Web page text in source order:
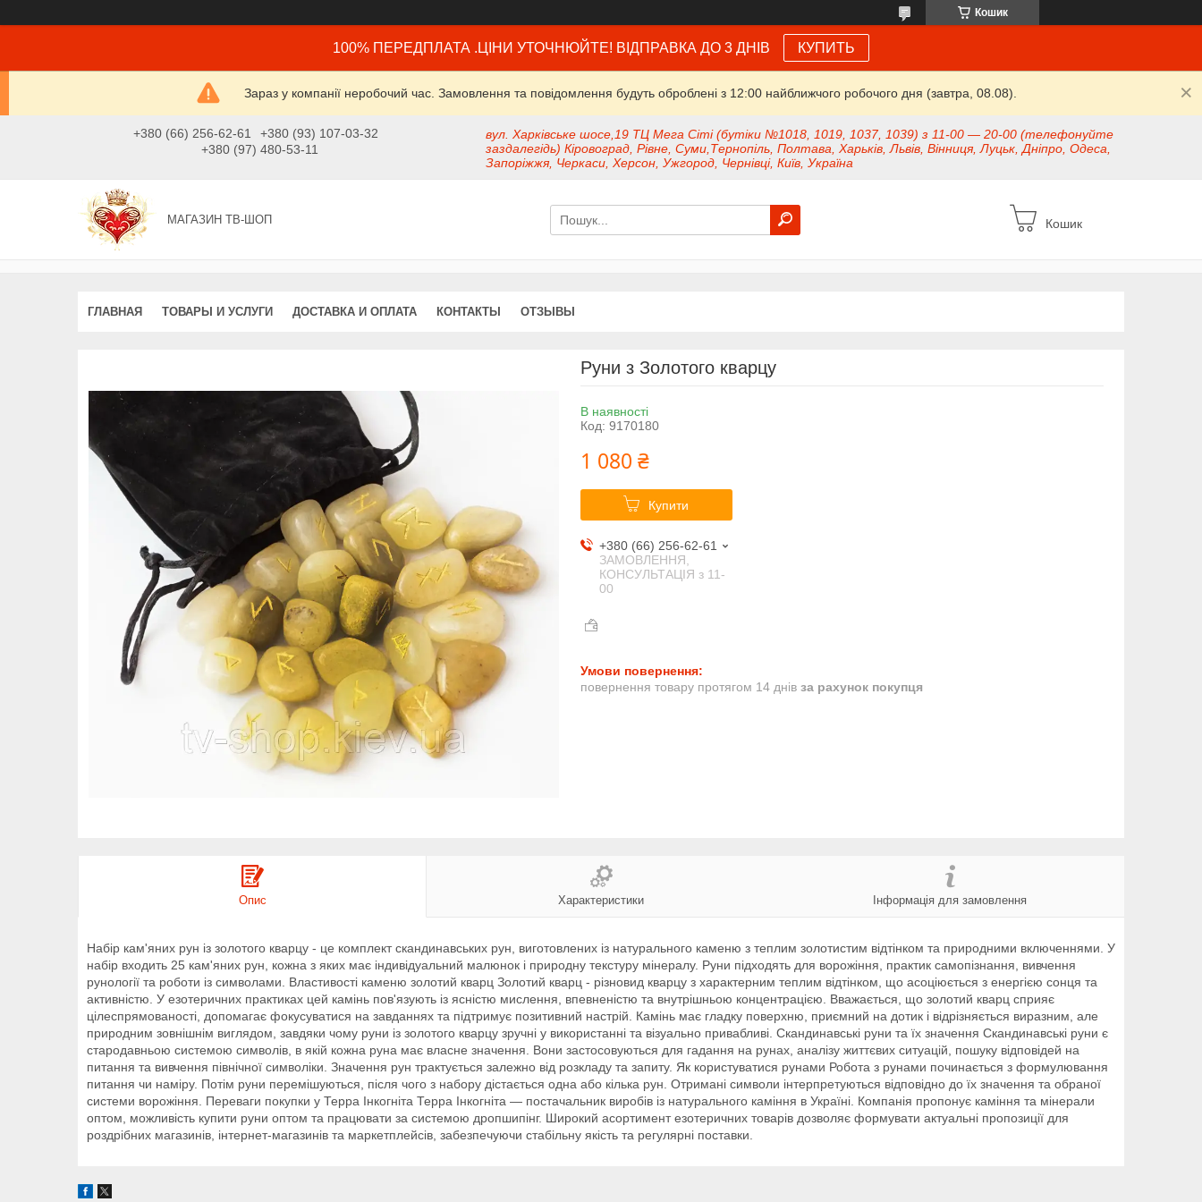
Кошик
100% ПЕРЕДПЛАТА .ЦІНИ УТОЧНЮЙТЕ! ВІДПРАВКА ДО 3 ДНІВ КУПИТЬ
Зараз у компанії неробочий час. Замовлення та повідомлення будуть оброблені з 12:00 найближчого робочого дня (завтра, 08.08).
+380 (66) 256-62-61
+380 (93) 107-03-32
+380 (97) 480-53-11
вул. Харківське шосе,19 ТЦ Мега Сіті (бутіки №1018, 1019, 1037, 1039) з 11-00 — 20-00 (телефонуйте
заздалегідь) Кіровоград, Рівне, Суми,Тернопіль, Полтава, Харьків, Львів, Вінниця, Луцьк, Дніпро, Одеса,
Запоріжжя, Черкаси, Херсон, Ужгород, Чернівці, Київ, Україна
МАГАЗИН ТВ-ШОП Кошик
ГЛАВНАЯ ТОВАРЫ И УСЛУГИ ДОСТАВКА И ОПЛАТА КОНТАКТЫ ОТЗЫВЫ
Руни з Золотого кварцу
В наявності
Код: 9170180
1 080 ₴
Купити
+380 (66) 256-62-61
ЗАМОВЛЕННЯ,
КОНСУЛЬТАЦІЯ з 11-
00
повернення товару протягом 14 днів за рахунок покупця
Опис Характеристики Інформація для замовлення
Набір кам'яних рун із золотого кварцу - це комплект скандинавських рун, виготовлених із натурального каменю з теплим золотистим відтінком та природними включеннями. У
набір входить 25 кам'яних рун, кожна з яких має індивідуальний малюнок і природну текстуру мінералу. Руни підходять для ворожіння, практик самопізнання, вивчення
рунології та роботи із символами. Властивості каменю золотий кварц Золотий кварц - різновид кварцу з характерним теплим відтінком, що асоціюється з енергією сонця та
активністю. У езотеричних практиках цей камінь пов'язують із ясністю мислення, впевненістю та внутрішньою концентрацією. Вважається, що золотий кварц сприяє
цілеспрямованості, допомагає фокусуватися на завданнях та підтримує позитивний настрій. Камінь має гладку поверхню, приємний на дотик і відрізняється виразним, але
природним зовнішнім виглядом, завдяки чому руни із золотого кварцу зручні у використанні та візуально привабливі. Скандинавські руни та їх значення Скандинавські руни є
стародавньою системою символів, в якій кожна руна має власне значення. Вони застосовуються для гадання на рунах, аналізу життєвих ситуацій, пошуку відповідей на
питання та вивчення північної символіки. Значення рун трактується залежно від розкладу та запиту. Як користуватися рунами Робота з рунами починається з формулювання
питання чи наміру. Потім руни перемішуються, після чого з набору дістається одна або кілька рун. Отримані символи інтерпретуються відповідно до їх значення та обраної
системи ворожіння. Переваги покупки у Терра Інкогніта Терра Інкогніта — постачальник виробів із натурального каміння в Україні. Компанія пропонує каміння та мінерали
оптом, можливість купити руни оптом та працювати за системою дропшипінг. Широкий асортимент езотеричних товарів дозволяє формувати актуальні пропозиції для
роздрібних магазинів, інтернет-магазинів та маркетплейсів, забезпечуючи стабільну якість та регулярні поставки.